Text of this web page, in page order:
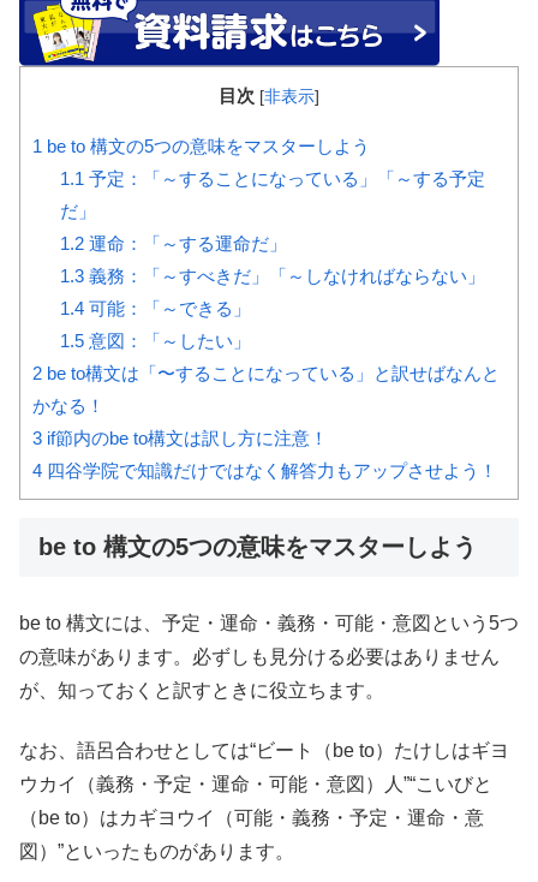
目次 [非表示]
1 be to 構文の5つの意味をマスターしよう
1.1 予定：「～することになっている」「～する予定
だ」
1.2運命：「～する運命だ」
1.3義務：「～すべきだ」「～しなければならない」
1.4可能：「～できる」
1.5意図：「～したい」
2 be to構文は「〜することになっている」と訳せばなんと
かなる！
3 if節内のbe to構文は訳し方に注意！
4 四谷学院で知識だけではなく解答力もアップさせよう！
be to 構文の5つの意味をマスターしよう
be to 構文には、予定・運命・義務・可能・意図という5つ
の意味があります。必ずしも見分ける必要はありません
が、知っておくと訳すときに役立ちます。
なお、語呂合わせとしては“ビート（be to）たけしはギヨ
ウカイ（義務・予定・運命・可能・意図）人”“こいびと
（be to）はカギヨウイ（可能・義務・予定・運命・意
図）”といったものがあります。